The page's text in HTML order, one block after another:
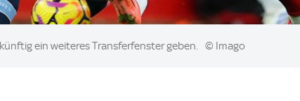
ein weiteres Transferfenster geben. © Imago